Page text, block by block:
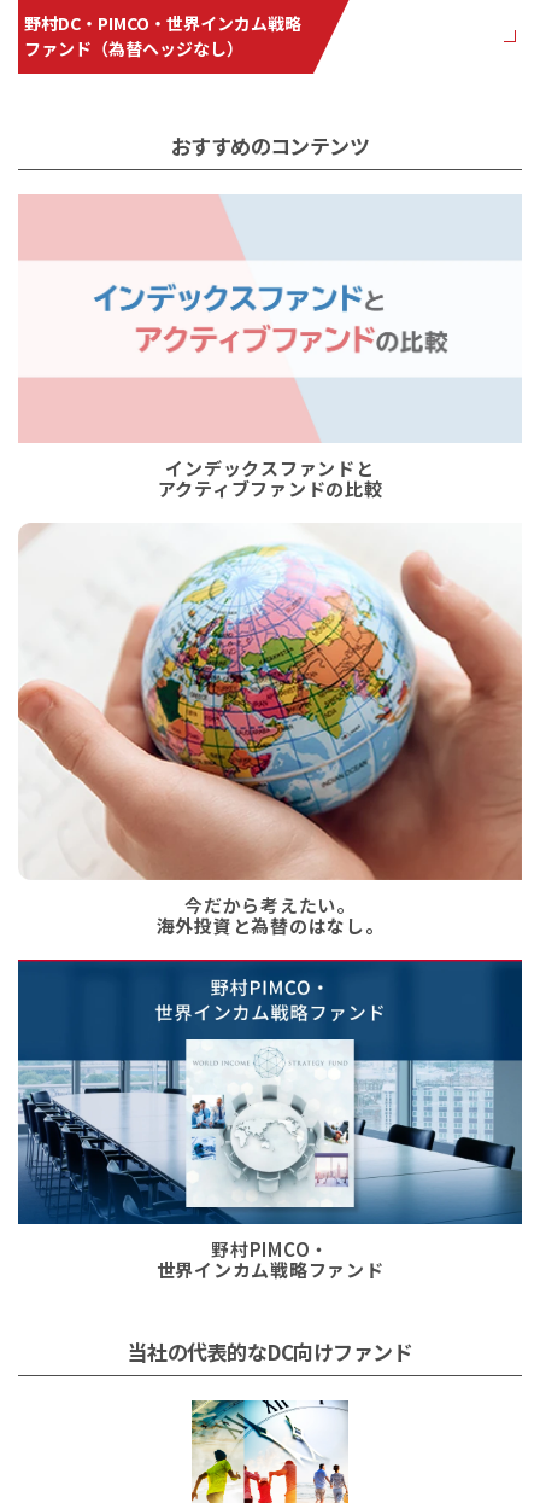
野村DC・PIMCO・世界インカム戦略
ファンド（為替ヘッジなし）
おすすめのコンテンツ
インデックスファンドと
アクティブファンドの比較
今だから考えたい。
海外投資と為替のはなし。
野村PIMCO・
世界インカム戦略ファンド
当社の代表的なDC向けファンド